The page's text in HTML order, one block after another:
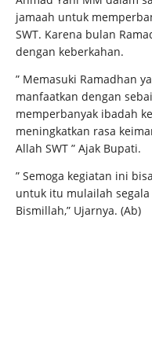
jamaah untuk
SWT. Karena bulan
dengan keberkahan.
” Memasuki Ramadhan
manfaatkan dengan
memperbanyak ibadah
meningkatkan rasa
Allah SWT ” Ajak Bupati.
” Semoga kegiatan ini
untuk itu mulailah
Bismillah,” Ujarnya. (Ab)